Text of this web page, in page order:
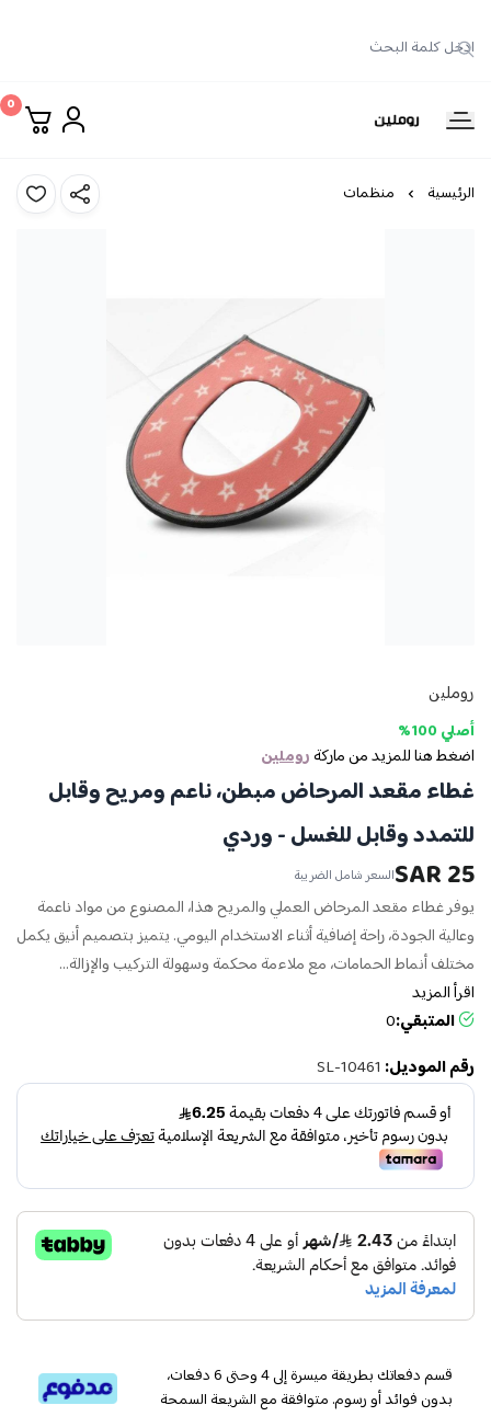
روملين
0
الرئيسية منظمات
روملين
أصلي 100%
اضغط هنا للمزيد من ماركةروملين
غطاء مقعد المرحاض مبطن، ناعم ومريح وقابل
للتمدد وقابل للغسل - وردي
25 SAR السعر شامل الضريبة
يوفر غطاء مقعد المرحاض العملي والمريح هذا، المصنوع من مواد ناعمة
وعالية الجودة، راحة إضافية أثناء الاستخدام اليومي. يتميز بتصميم أنيق يكمل
مختلف أنماط الحمامات، مع ملاءمة محكمة وسهولة التركيب والإزالة...
اقرأ المزيد
المتبقي:0
رقم الموديل: SL-10461
قسم دفعاتك بطريقة ميسرة إلى 4 وحتى 6 دفعات،
بدون فوائد أو رسوم. متوافقة مع الشريعة السمحة